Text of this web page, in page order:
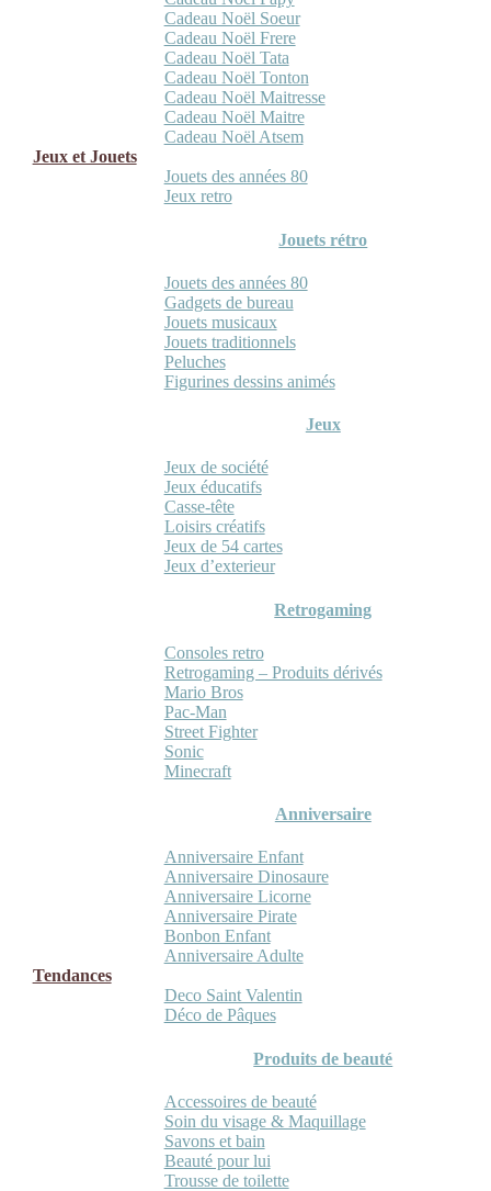
Cadeau Noël Soeur
Cadeau Noël Frere
Cadeau Noël Tata
Cadeau Noël Tonton
Cadeau Noël Maitresse
Cadeau Noël Maitre
Cadeau Noël Atsem
Jeux et Jouets
Jouets des années 80
Jeux retro
Jouets rétro
Jouets des années 80
Gadgets de bureau
Jouets musicaux
Jouets traditionnels
Peluches
Figurines dessins animés
Jeux
Jeux de société
Jeux éducatifs
Casse-tête
Loisirs créatifs
Jeux de 54 cartes
Jeux d’exterieur
Retrogaming
Consoles retro
Retrogaming – Produits dérivés
Mario Bros
Pac-Man
Street Fighter
Sonic
Minecraft
Anniversaire
Anniversaire Enfant
Anniversaire Dinosaure
Anniversaire Licorne
Anniversaire Pirate
Bonbon Enfant
Anniversaire Adulte
Tendances
Deco Saint Valentin
Déco de Pâques
Produits de beauté
Accessoires de beauté
Soin du visage & Maquillage
Savons et bain
Beauté pour lui
Trousse de toilette